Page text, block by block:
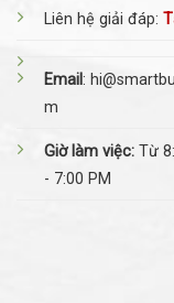
Liên hệ giải đáp:
Email:
m
Giờ làm việc: Từ
- 7:00 PM